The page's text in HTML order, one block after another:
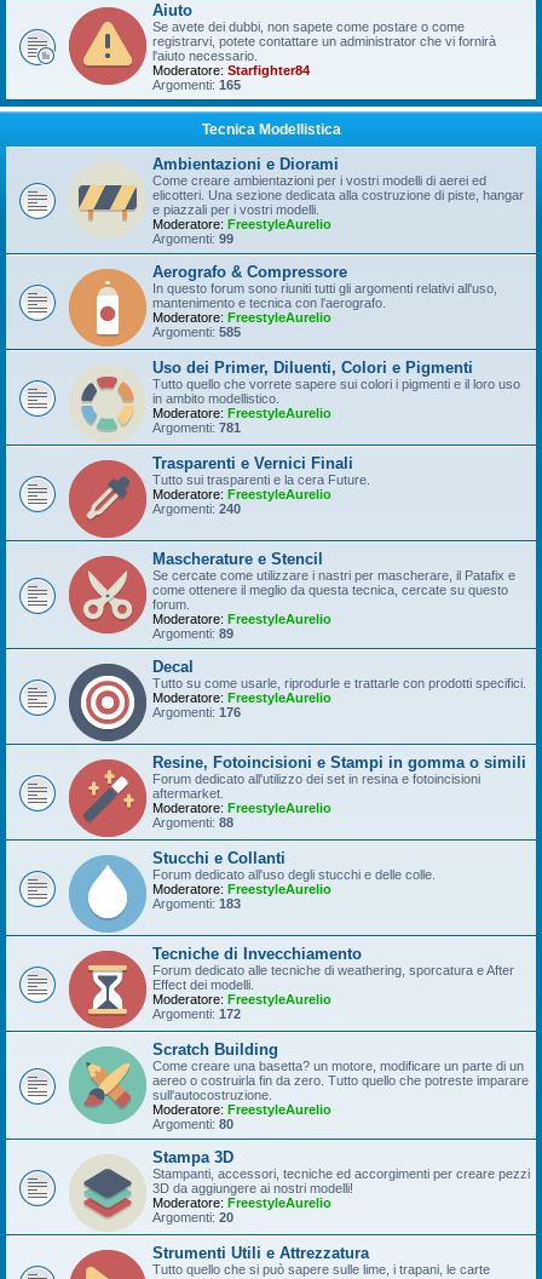
Aiuto
Se avete dei dubbi, non sapete come postare o come
registrarvi, potete contattare un administrator che vi fornirà
l'aiuto necessario.
Moderatore: Starfighter84
Argomenti: 165
Tecnica Modellistica
Ambientazioni e Diorami
Come creare ambientazioni per i vostri modelli di aerei ed
elicotteri. Una sezione dedicata alla costruzione di piste, hangar
e piazzali per i vostri modelli.
Moderatore: FreestyleAurelio
Argomenti: 99
Aerografo & Compressore
In questo forum sono riuniti tutti gli argomenti relativi all'uso,
mantenimento e tecnica con l'aerografo.
Moderatore: FreestyleAurelio
Argomenti: 585
Uso dei Primer, Diluenti, Colori e Pigmenti
Tutto quello che vorrete sapere sui colori i pigmenti e il loro uso
in ambito modellistico.
Moderatore: FreestyleAurelio
Argomenti: 781
Trasparenti e Vernici Finali
Tutto sui trasparenti e la cera Future.
Moderatore: FreestyleAurelio
Argomenti: 240
Mascherature e Stencil
Se cercate come utilizzare i nastri per mascherare, il Patafix e
come ottenere il meglio da questa tecnica, cercate su questo
forum.
Moderatore: FreestyleAurelio
Argomenti: 89
Decal
Tutto su come usarle, riprodurle e trattarle con prodotti specifici.
Moderatore: FreestyleAurelio
Argomenti: 176
Resine, Fotoincisioni e Stampi in gomma o simili
Forum dedicato all'utilizzo dei set in resina e fotoincisioni
aftermarket.
Moderatore: FreestyleAurelio
Argomenti: 88
Stucchi e Collanti
Forum dedicato all'uso degli stucchi e delle colle.
Moderatore: FreestyleAurelio
Argomenti: 183
Tecniche di Invecchiamento
Forum dedicato alle tecniche di weathering, sporcatura e After
Effect dei modelli.
Moderatore: FreestyleAurelio
Argomenti: 172
Scratch Building
Come creare una basetta? un motore, modificare un parte di un
aereo o costruirla fin da zero. Tutto quello che potreste imparare
sull'autocostruzione.
Moderatore: FreestyleAurelio
Argomenti: 80
Stampa 3D
Stampanti, accessori, tecniche ed accorgimenti per creare pezzi
3D da aggiungere ai nostri modelli!
Moderatore: FreestyleAurelio
Argomenti: 20
Strumenti Utili e Attrezzatura
Tutto quello che si può sapere sulle lime, i trapani, le carte